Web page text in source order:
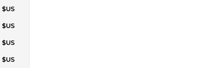
$US
$US
$US